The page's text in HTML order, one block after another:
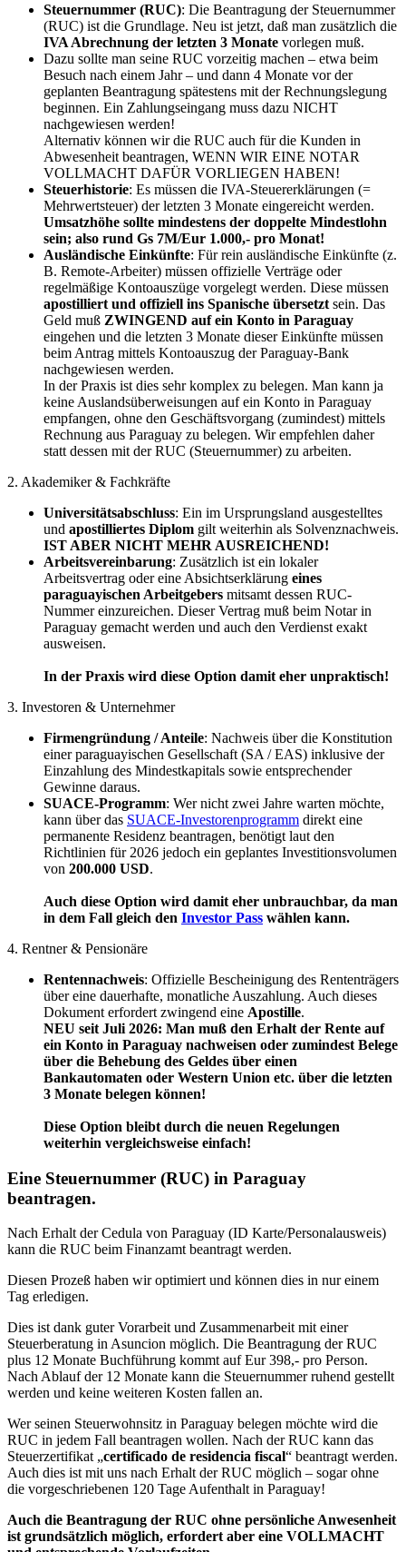
Steuernummer (RUC): Die Beantragung der Steuernummer
(RUC) ist die Grundlage. Neu ist jetzt, daß man zusätzlich die
IVA Abrechnung der letzten 3 Monate vorlegen muß.
Dazu sollte man seine RUC vorzeitig machen – etwa beim
Besuch nach einem Jahr – und dann 4 Monate vor der
geplanten Beantragung spätestens mit der Rechnungslegung
beginnen. Ein Zahlungseingang muss dazu NICHT
nachgewiesen werden!
Alternativ können wir die RUC auch für die Kunden in
Abwesenheit beantragen, WENN WIR EINE NOTAR
VOLLMACHT DAFÜR VORLIEGEN HABEN!
Steuerhistorie: Es müssen die IVA-Steuererklärungen (=
Mehrwertsteuer) der letzten 3 Monate eingereicht werden.
Umsatzhöhe sollte mindestens der doppelte Mindestlohn
sein; also rund Gs 7M/Eur 1.000,- pro Monat!
Ausländische Einkünfte: Für rein ausländische Einkünfte (z.
B. Remote-Arbeiter) müssen offizielle Verträge oder
regelmäßige Kontoauszüge vorgelegt werden. Diese müssen
apostilliert und offiziell ins Spanische übersetzt sein. Das
Geld muß ZWINGEND auf ein Konto in Paraguay
eingehen und die letzten 3 Monate dieser Einkünfte müssen
beim Antrag mittels Kontoauszug der Paraguay-Bank
nachgewiesen werden.
In der Praxis ist dies sehr komplex zu belegen. Man kann ja
keine Auslandsüberweisungen auf ein Konto in Paraguay
empfangen, ohne den Geschäftsvorgang (zumindest) mittels
Rechnung aus Paraguay zu belegen. Wir empfehlen daher
statt dessen mit der RUC (Steuernummer) zu arbeiten.
2. Akademiker & Fachkräfte
Universitätsabschluss: Ein im Ursprungsland ausgestelltes
und apostilliertes Diplom gilt weiterhin als Solvenznachweis.
IST ABER NICHT MEHR AUSREICHEND!
Arbeitsvereinbarung: Zusätzlich ist ein lokaler
Arbeitsvertrag oder eine Absichtserklärung eines
paraguayischen Arbeitgebers mitsamt dessen RUC-
Nummer einzureichen. Dieser Vertrag muß beim Notar in
Paraguay gemacht werden und auch den Verdienst exakt
ausweisen.
In der Praxis wird diese Option damit eher unpraktisch!
3. Investoren & Unternehmer
Firmengründung / Anteile: Nachweis über die Konstitution
einer paraguayischen Gesellschaft (SA / EAS) inklusive der
Einzahlung des Mindestkapitals sowie entsprechender
Gewinne daraus.
SUACE-Programm: Wer nicht zwei Jahre warten möchte,
kann über das SUACE-Investorenprogramm direkt eine
permanente Residenz beantragen, benötigt laut den
Richtlinien für 2026 jedoch ein geplantes Investitionsvolumen
von 200.000 USD.
Auch diese Option wird damit eher unbrauchbar, da man
in dem Fall gleich den Investor Pass wählen kann.
4. Rentner & Pensionäre
Rentennachweis: Offizielle Bescheinigung des Rententrägers
über eine dauerhafte, monatliche Auszahlung. Auch dieses
Dokument erfordert zwingend eine Apostille.
NEU seit Juli 2026: Man muß den Erhalt der Rente auf
ein Konto in Paraguay nachweisen oder zumindest Belege
über die Behebung des Geldes über einen
Bankautomaten oder Western Union etc. über die letzten
3 Monate belegen können!
Diese Option bleibt durch die neuen Regelungen
weiterhin vergleichsweise einfach!
Eine Steuernummer (RUC) in Paraguay
beantragen.
Nach Erhalt der Cedula von Paraguay (ID Karte/Personalausweis)
kann die RUC beim Finanzamt beantragt werden.
Diesen Prozeß haben wir optimiert und können dies in nur einem
Tag erledigen.
Dies ist dank guter Vorarbeit und Zusammenarbeit mit einer
Steuerberatung in Asuncion möglich. Die Beantragung der RUC
plus 12 Monate Buchführung kommt auf Eur 398,- pro Person.
Nach Ablauf der 12 Monate kann die Steuernummer ruhend gestellt
werden und keine weiteren Kosten fallen an.
Wer seinen Steuerwohnsitz in Paraguay belegen möchte wird die
RUC in jedem Fall beantragen wollen. Nach der RUC kann das
Steuerzertifikat „certificado de residencia fiscal“ beantragt werden.
Auch dies ist mit uns nach Erhalt der RUC möglich – sogar ohne
die vorgeschriebenen 120 Tage Aufenthalt in Paraguay!
Auch die Beantragung der RUC ohne persönliche Anwesenheit
ist grundsätzlich möglich, erfordert aber eine VOLLMACHT